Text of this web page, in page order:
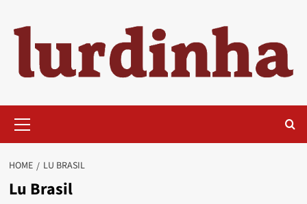
content
Menu
HOME LU BRASIL
Lu Brasil